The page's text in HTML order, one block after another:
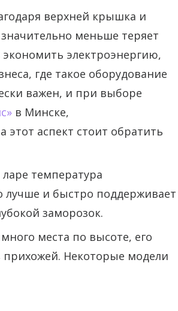
верхней крышка и
меньше теряет
электроэнергию,
где такое оборудование
важен, и при выборе
в Минске,
этот аспект стоит обратить
температура
лучше и быстро поддерживает
заморозок.
места по высоте, его
прихожей. Некоторые модели